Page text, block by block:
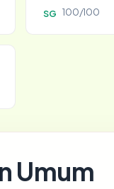
SG 100/100
Umum